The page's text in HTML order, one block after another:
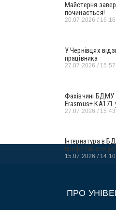
Майстерня
починається!
20.07.2026 16:16
У Чернівцях
працівника
27.07.2026 15:57
Фахівчині БДМУ
Erasmus+ KA171
27.07.2026 15:43
Інтернатура в
професійного
15.07.2026 14:10
ПРО